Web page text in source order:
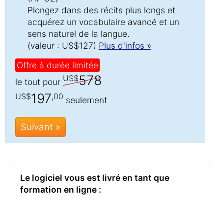
Plongez dans des récits plus longs et
acquérez un vocabulaire avancé et un
sens naturel de la langue.
(valeur : US$127) Plus d'infos »
Offre à durée limitée
le tout pour US$578
US$197,00 seulement
Suivant »
Le logiciel vous est livré en tant que
formation en ligne :